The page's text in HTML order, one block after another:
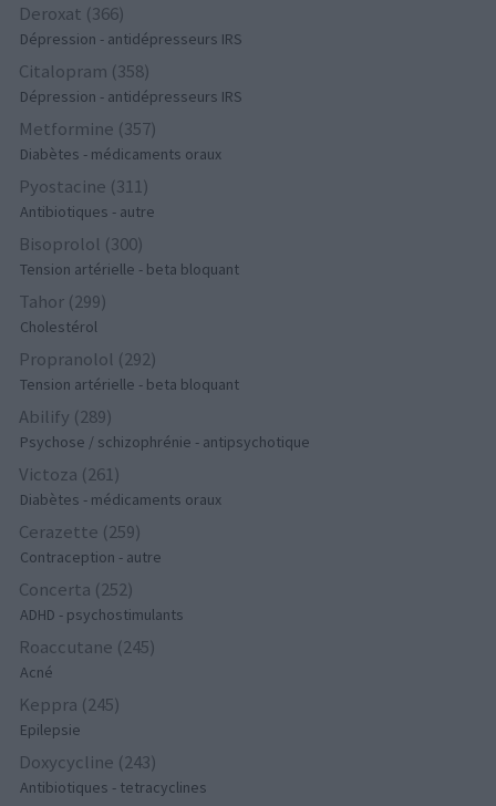
Deroxat (366)
Dépression - antidépresseurs IRS
Citalopram (358)
Dépression - antidépresseurs IRS
Metformine (357)
Diabètes - médicaments oraux
Pyostacine (311)
Antibiotiques - autre
Bisoprolol (300)
Tension artérielle - beta bloquant
Tahor (299)
Cholestérol
Propranolol (292)
Tension artérielle - beta bloquant
Abilify (289)
Psychose / schizophrénie - antipsychotique
Victoza (261)
Diabètes - médicaments oraux
Cerazette (259)
Contraception - autre
Concerta (252)
ADHD - psychostimulants
Roaccutane (245)
Acné
Keppra (245)
Epilepsie
Doxycycline (243)
Antibiotiques - tetracyclines